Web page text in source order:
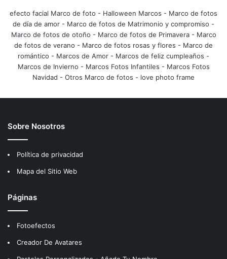
efecto facial Marco de foto - Halloween Marcos - Marco de fotos
de día de amor - Marco de fotos de Matrimonio y compromiso -
Marco de fotos de otoño - Marco de fotos de Primavera- Marco
de fotos de verano - Marco de fotos rosas y flores - Marco de
romántico - Marcos de Amor - Marcos de feliz cumpleaños -
Marcos de Invierno - Marcos Fotos Infantiles - Marcos Fotos
Navidad - Otros Marco de fotos - love photo frame
Sobre Nosotros
Política de privacidad
Mapa del Sitio Web
Páginas
Fotoefectos
Creador De Avatares